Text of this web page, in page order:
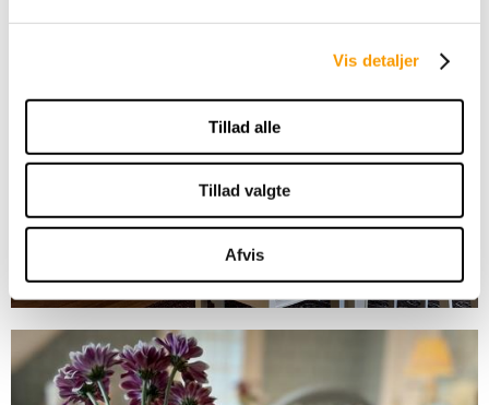
Vis detaljer
Tillad alle
Tillad valgte
Afvis